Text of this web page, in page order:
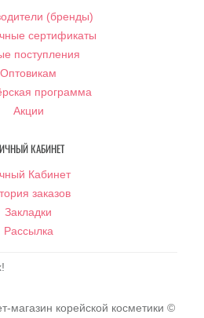
(бренды)
сертификаты
поступления
Оптовикам
программа
Акции
КАБИНЕТ
Кабинет
заказов
Закладки
Рассылка
магазин корейской косметики ©